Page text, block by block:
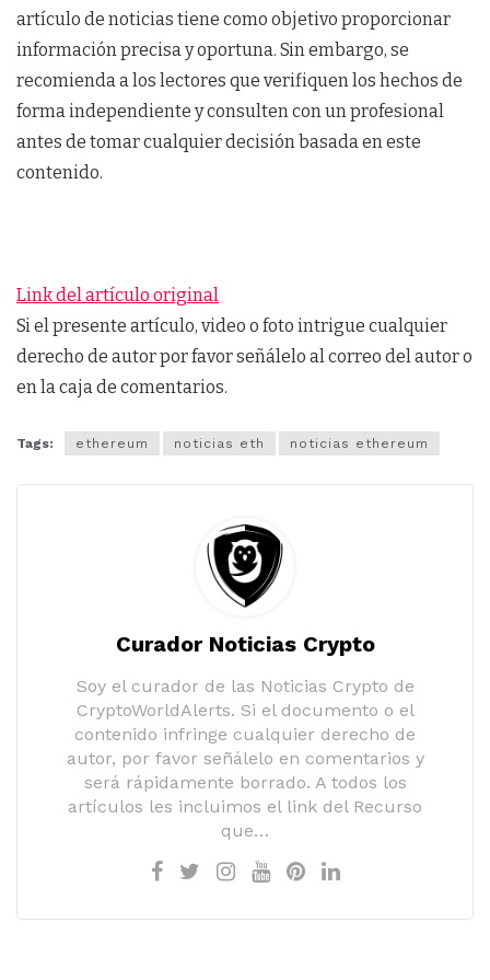
artículo de noticias tiene como objetivo proporcionar
información precisa y oportuna. Sin embargo, se
recomienda a los lectores que verifiquen los hechos de
forma independiente y consulten con un profesional
antes de tomar cualquier decisión basada en este
contenido.
Link del artículo original
Si el presente artículo, video o foto intrigue cualquier
derecho de autor por favor señálelo al correo del autor o
en la caja de comentarios.
Tags: ethereum noticias eth noticias ethereum
Curador Noticias Crypto
Soy el curador de las Noticias Crypto de
CryptoWorldAlerts. Si el documento o el
contenido infringe cualquier derecho de
autor, por favor señálelo en comentarios y
será rápidamente borrado. A todos los
artículos les incluimos el link del Recurso
que…